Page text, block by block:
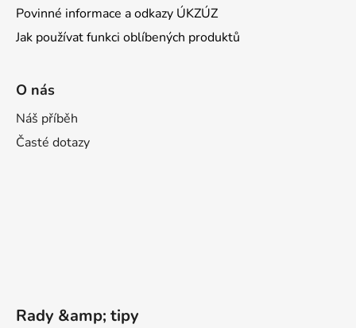
Povinné informace a odkazy ÚKZÚZ
Jak používat funkci oblíbených produktů
O nás
Náš příběh
Časté dotazy
Rady &amp; tipy